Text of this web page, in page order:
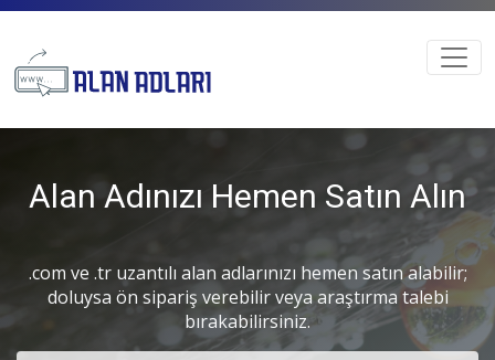
Alan Adınızı Hemen Satın Alın
.com ve .tr uzantılı alan adlarınızı hemen satın alabilir;
doluysa ön sipariş verebilir veya araştırma talebi
bırakabilirsiniz.